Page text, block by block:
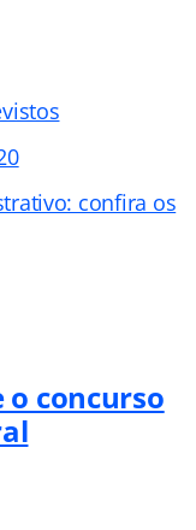
confira os
o concurso